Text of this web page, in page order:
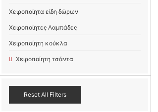
Χειροποίητα είδη δώρων
Χειροποίητες Λαμπάδες
Χειροποίητη κούκλα
Χειροποίητη τσάντα
Reset All Filters